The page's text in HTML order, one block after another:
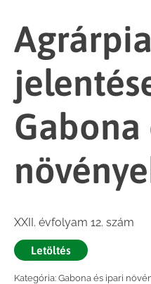
XXII. évfolyam 12. szám
Letöltés
Kategória: Gabona és ipari